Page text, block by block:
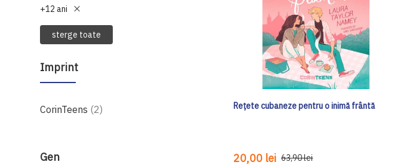
+12 ani
sterge toate
Imprint
CorinTeens 2produse
Gen
Rețete cubaneze pentru o inimă frântă
20,00 lei 63,90 lei